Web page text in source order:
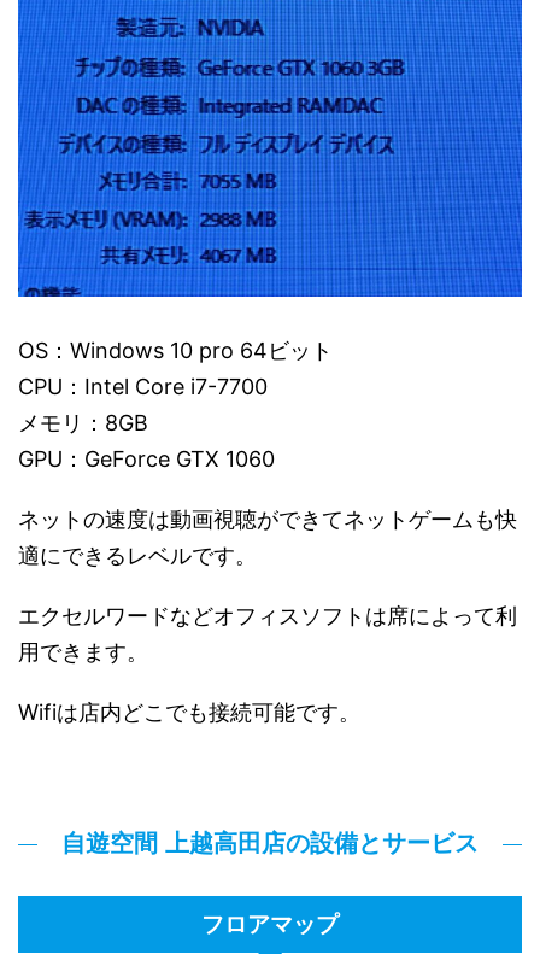
OS：Windows 10 pro 64ビット
CPU：Intel Core i7-7700
メモリ：8GB
GPU：GeForce GTX 1060
ネットの速度は動画視聴ができてネットゲームも快
適にできるレベルです。
エクセルワードなどオフィスソフトは席によって利
用できます。
Wifiは店内どこでも接続可能です。
自遊空間 上越高田店の設備とサービス
フロアマップ